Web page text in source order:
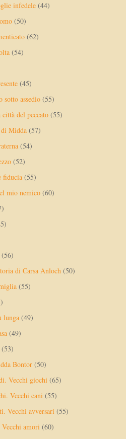
infedele (44)
(50)
(62)
(54)
(45)
assedio (55)
del peccato (55)
Midda (57)
(54)
(52)
fiducia (55)
mio nemico (60)
(56)
di Carsa Anloch (50)
(55)
lunga (49)
(49)
(53)
Bontor (50)
Vecchi giochi (65)
Vecchi cani (55)
Vecchi avversari (55)
amori (60)